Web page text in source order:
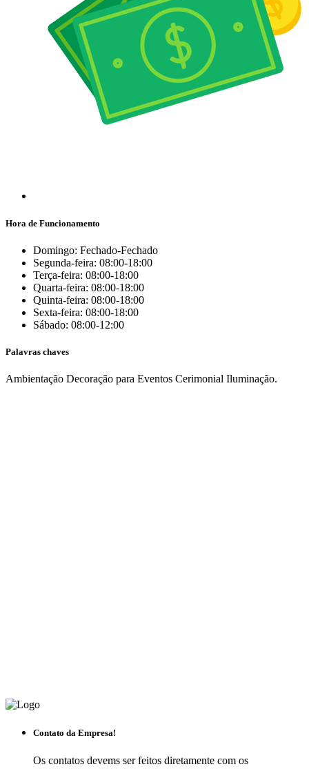
Hora de Funcionamento
Domingo: Fechado-Fechado
Segunda-feira: 08:00-18:00
Terça-feira: 08:00-18:00
Quarta-feira: 08:00-18:00
Quinta-feira: 08:00-18:00
Sexta-feira: 08:00-18:00
Sábado: 08:00-12:00
Palavras chaves
Ambientação Decoração para Eventos Cerimonial Iluminação.
Contato da Empresa!
Os contatos devems ser feitos diretamente com os